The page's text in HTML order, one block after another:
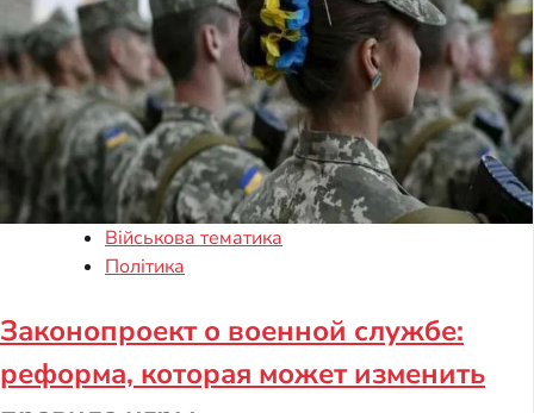
Військова тематика
Політика
Законопроект о военной службе:
реформа, которая может изменить